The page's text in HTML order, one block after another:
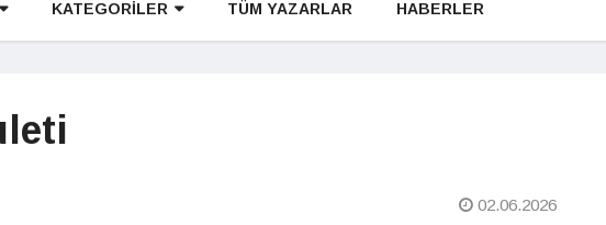
KATEGORİLER TÜM YAZARLAR HABERLER
02.06.2026